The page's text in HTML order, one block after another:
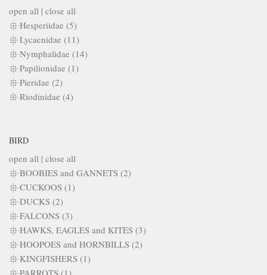
open all | close all
Hesperiidae (5)
Lycaenidae (11)
Nymphalidae (14)
Papilionidae (1)
Pieridae (2)
Riodinidae (4)
BIRD
open all | close all
BOOBIES and GANNETS (2)
CUCKOOS (1)
DUCKS (2)
FALCONS (3)
HAWKS, EAGLES and KITES (3)
HOOPOES and HORNBILLS (2)
KINGFISHERS (1)
PARROTS (1)